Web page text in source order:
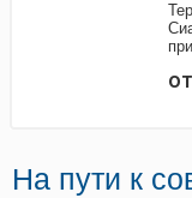
На пути к